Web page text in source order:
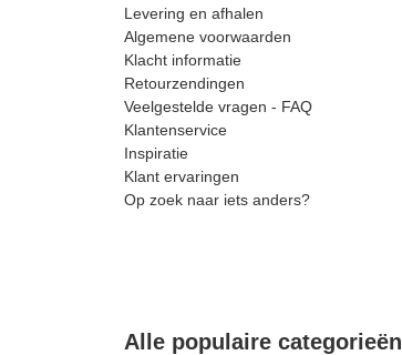
Levering en afhalen
Algemene voorwaarden
Klacht informatie
Retourzendingen
Veelgestelde vragen - FAQ
Klantenservice
Inspiratie
Klant ervaringen
Op zoek naar iets anders?
Alle populaire categorieën